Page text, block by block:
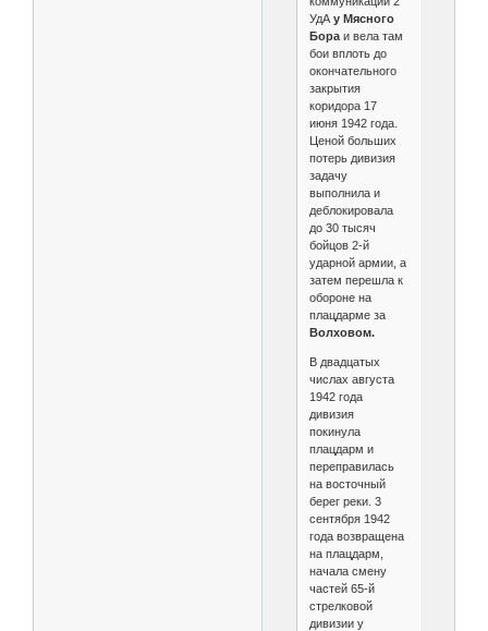
УдАу Мясного
Бораи вела там
бои вплоть до
окончательного
закрытия
коридора 17
июня 1942 года.
Ценой больших
потерь дивизия
задачу
выполнила и
деблокировала
до 30 тысяч
бойцов 2-й
ударной армии, а
затем перешла к
обороне на
плацдарме за
Волховом.
В двадцатых
числах августа
1942 года
дивизия
покинула
плацдарм и
переправилась
на восточный
берег реки. 3
сентября 1942
года возвращена
на плацдарм,
начала смену
частей 65-й
стрелковой
дивизии у